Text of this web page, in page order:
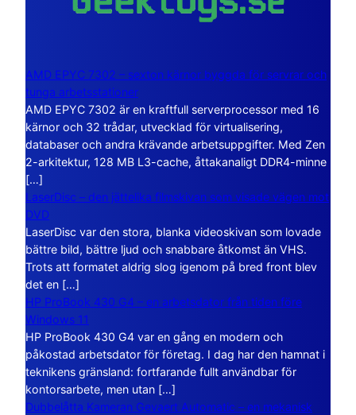
AMD EPYC 7302 – sexton kärnor byggda för servrar och
tunga arbetsstationer
AMD EPYC 7302 är en kraftfull serverprocessor med 16
kärnor och 32 trådar, utvecklad för virtualisering,
databaser och andra krävande arbetsuppgifter. Med Zen
2-arkitektur, 128 MB L3-cache, åttakanaligt DDR4-minne
[…]
LaserDisc – den jättelika filmskivan som visade vägen mot
DVD
LaserDisc var den stora, blanka videoskivan som lovade
bättre bild, bättre ljud och snabbare åtkomst än VHS.
Trots att formatet aldrig slog igenom på bred front blev
det en […]
HP ProBook 430 G4 – en arbetsdator från tiden före
Windows 11
HP ProBook 430 G4 var en gång en modern och
påkostad arbetsdator för företag. I dag har den hamnat i
teknikens gränsland: fortfarande fullt användbar för
kontorsarbete, men utan […]
Dubbelåtta Kameran Gevaert Automatic – en mekanisk